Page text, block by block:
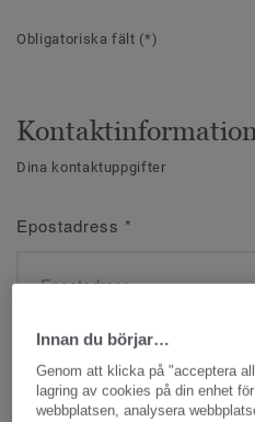
Obligatoriska fält (*)
Kontaktinformation
Dina kontaktuppgifter
Epostadress *
Namn*
Innan du börjar…
Genom att klicka på "acceptera
lagring av cookies på din enhet
webbplatsen, analysera